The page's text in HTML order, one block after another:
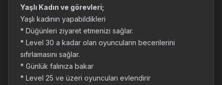
Yaşlı Kadın ve görevleri;
Yaşlı kadının yapabildikleri
* Düğünleri ziyaret etmenizi sağlar.
* Level 30 a kadar olan oyuncuların becerilerini
sıfırlamasını sağlar.
* Günlük falınıza bakar
* Level 25 ve üzeri oyuncuları evlendirir